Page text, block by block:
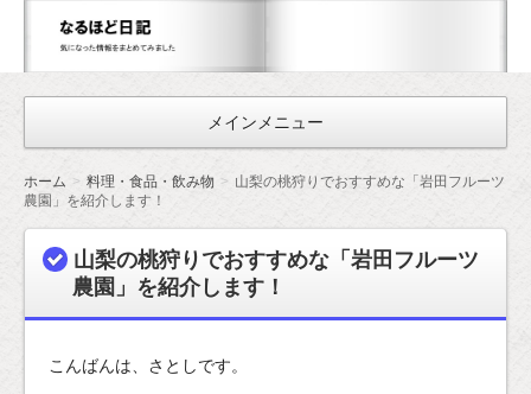
な
る
ほ
日
記
メインメニュー
ホーム 料理・食品・飲み物
山梨の桃狩りでおすすめな「岩田フルーツ
農園」を紹介します！
山梨の桃狩りでおすすめな「岩田フルーツ
農園」を紹介します！
こんばんは、さとしです。